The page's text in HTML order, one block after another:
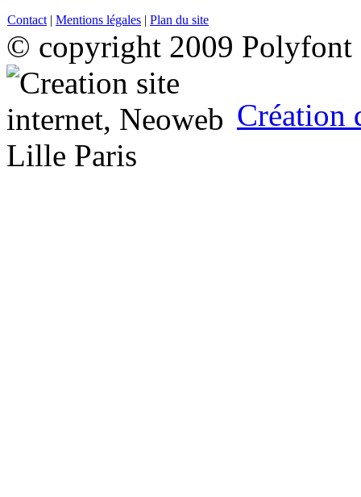
Contact | Mentions légales | Plan du site
© copyright 2009 Polyfont
Création